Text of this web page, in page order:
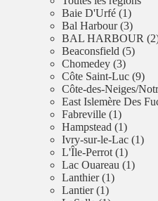
Baie D'Urfé (1)
Bal Harbour (3)
BAL HARBOUR
Beaconsfield (5)
Chomedey (3)
Côte Saint-Luc (9)
Côte-des-Neiges/
East Islemère Des
Fabreville (1)
Hampstead (1)
Ivry-sur-le-Lac (1)
L'Île-Perrot (1)
Lac Ouareau (1)
Lanthier (1)
Lantier (1)